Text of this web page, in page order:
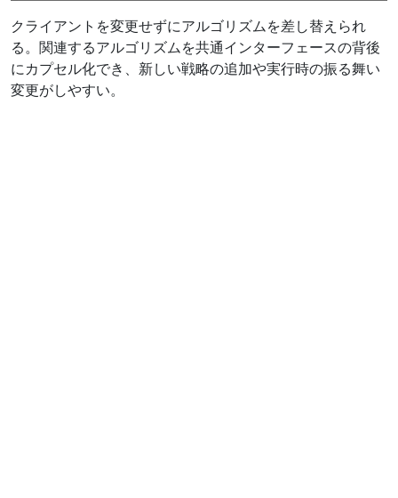
クライアントを変更せずにアルゴリズムを差し替えられ
る。関連するアルゴリズムを共通インターフェースの背後
にカプセル化でき、新しい戦略の追加や実行時の振る舞い
変更がしやすい。